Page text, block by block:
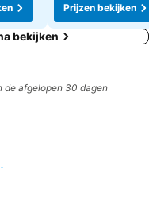
Prijzen bekijken
bekijken
de afgelopen 30 dagen